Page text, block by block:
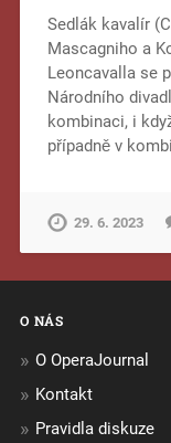
Sedlák kavalír
Mascagniho a
Leoncavalla se
Národního
kombinaci, i
případně v
29. 6. 2023
O NÁS
O OperaJournal
Kontakt
Pravidla diskuze